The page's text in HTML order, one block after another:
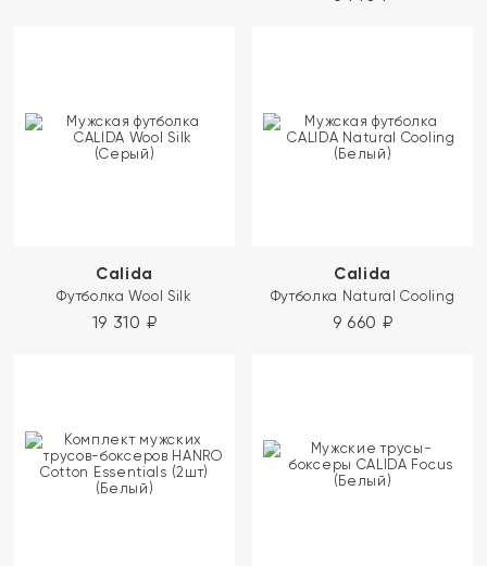
Calida
Футболка Wool Silk
19 310 ₽
Calida
Футболка Natural Cooling
9 660 ₽